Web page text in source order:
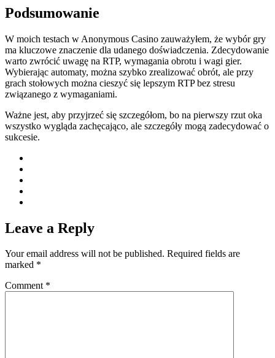
Podsumowanie
W moich testach w Anonymous Casino zauważyłem, że wybór gry
ma kluczowe znaczenie dla udanego doświadczenia. Zdecydowanie
warto zwrócić uwagę na RTP, wymagania obrotu i wagi gier.
Wybierając automaty, można szybko zrealizować obrót, ale przy
grach stołowych można cieszyć się lepszym RTP bez stresu
związanego z wymaganiami.
Ważne jest, aby przyjrzeć się szczegółom, bo na pierwszy rzut oka
wszystko wygląda zachęcająco, ale szczegóły mogą zadecydować o
sukcesie.
Leave a Reply
Your email address will not be published. Required fields are
marked *
Comment *